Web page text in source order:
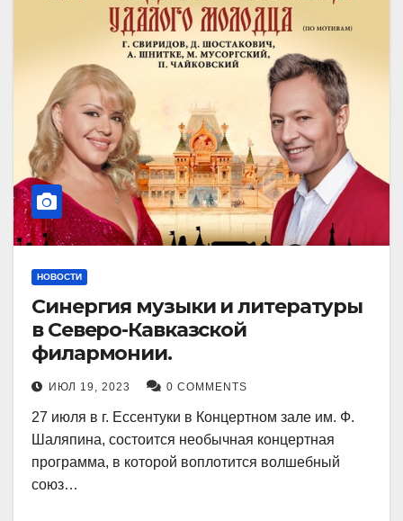
НОВОСТИ
Синергия музыки и литературы
в Северо-Кавказской
филармонии.
ИЮЛ 19, 2023 0 COMMENTS
27 июля в г. Ессентуки в Концертном зале им. Ф.
Шаляпина, состоится необычная концертная
программа, в которой воплотится волшебный
союз…